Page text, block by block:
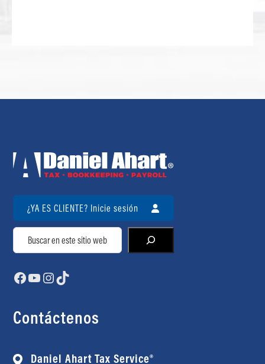
¿YA ES CLIENTE? Inicie sesión
Buscar
Facebook
YouTube
Instagram
TikTok
Contáctenos
Daniel Ahart Tax Service®